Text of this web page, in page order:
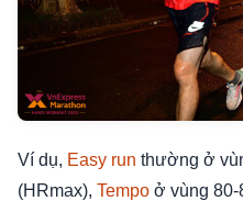
Ví dụ, Easy run thường ở
(HRmax), Tempo ở vùng 80-